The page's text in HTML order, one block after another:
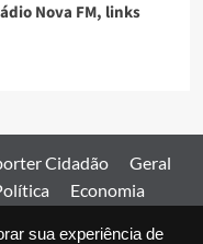
sua experiência de
Nova FM, links
Cidadão
Geral
Economia